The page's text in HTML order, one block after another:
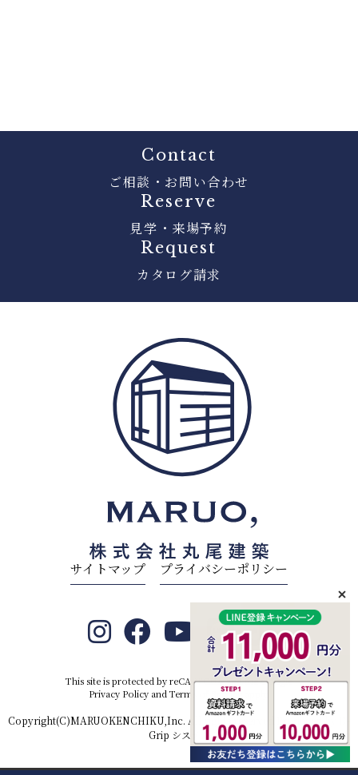
Contact
ご相談・お問い合わせ
Reserve
見学・来場予約
Request
カタログ請求
サイトマップ プライバシーポリシー
This site is protected by reCAPTCHA and the Google
Privacy PolicyandTerms of Service
Copyright(C)MARUOKENCHIKU,Inc. All rights reserved.Produced by
Grip システム